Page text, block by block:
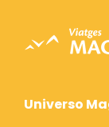
Universo